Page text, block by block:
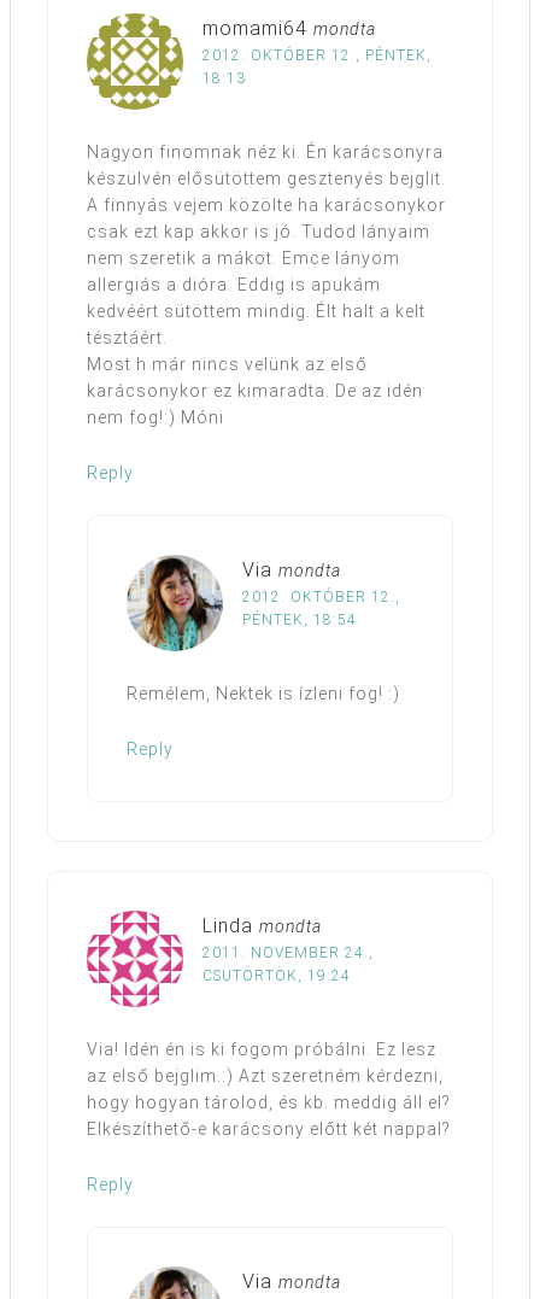
momami64 mondta
2012. OKTÓBER 12., PÉNTEK,
18:13
Nagyon finomnak néz ki. Én karácsonyra
készülvén elősütöttem gesztenyés bejglit.
A finnyás vejem közölte ha karácsonykor
csak ezt kap akkor is jó. Tudod lányaim
nem szeretik a mákot. Emce lányom
allergiás a dióra. Eddig is apukám
kedvéért sütöttem mindig. Élt halt a kelt
tésztáért.
Most h már nincs velünk az első
karácsonykor ez kimaradta. De az idén
nem fog!:) Móni
Reply
Via mondta
2012. OKTÓBER 12.,
PÉNTEK, 18:54
Remélem, Nektek is ízleni fog! :)
Reply
Linda mondta
2011. NOVEMBER 24.,
CSÜTÖRTÖK, 19:24
Via! Idén én is ki fogom próbálni. Ez lesz
az első bejglim.:) Azt szeretném kérdezni,
hogy hogyan tárolod, és kb. meddig áll el?
Elkészíthető-e karácsony előtt két nappal?
Reply
Via mondta